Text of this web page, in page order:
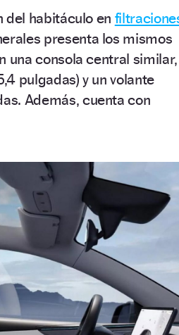
del habitáculo en
presenta los mismos
una consola central similar,
pulgadas) y un volante
Además, cuenta con